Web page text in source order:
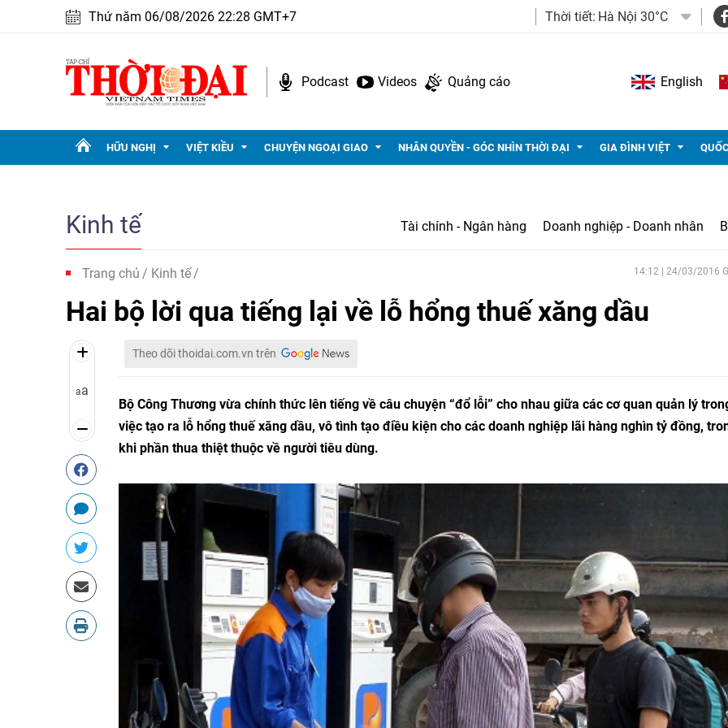
Thứ năm 06/08/2026 22:28 GMT+7 Thời tiết: Hà Nội 30°C
Podcast Videos Quảng cáo English
HỮU NGHỊ VIỆT KIỀU CHUYỆN NGOẠI GIAO NHÂN QUYỀN - GÓC NHÌN THỜI ĐẠI GIA ĐÌNH VIỆT
Kinh tế Tài chính - Ngân hàng Doanh nghiệp - Doanh nhân
Trang chủ Kinh tế 14:12 | 24/03/2016
Hai bộ lời qua tiếng lại về lỗ hổng thuế xăng dầu
aa
Theo dõi thoidai.com.vn trên
Bộ Công Thương vừa chính thức lên tiếng về câu chuyện “đổ lỗi” cho nhau giữa các cơ quan quản lý
việc tạo ra lỗ hổng thuế xăng dầu, vô tình tạo điều kiện cho các doanh nghiệp lãi hàng nghìn tỷ đồng,
khi phần thua thiệt thuộc về người tiêu dùng.